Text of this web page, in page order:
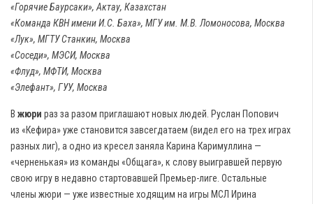
«Горячие Баурсаки», Актау, Казахстан
«Команда КВН имени И.С. Баха», МГУ им. М.В. Ломоносова, Москва
«Лук», МГТУ Станкин, Москва
«Соседи», МЭСИ, Москва
«Флуд», МФТИ, Москва
«Элефант», ГУУ, Москва
В жюри раз за разом приглашают новых людей. Руслан Попович
из «Кефира» уже становится завсегдатаем (видел его на трех играх
разных лиг), а одно из кресел заняла Карина Каримуллина —
«черненькая» из команды «Общага», к слову выигравшей первую
свою игру в недавно стартовавшей Премьер-лиге. Остальные
члены жюри — уже известные ходящим на игры МСЛ Ирина